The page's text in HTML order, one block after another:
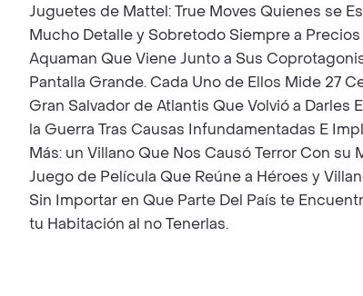
Juguetes de Mattel: True Moves Quienes se
Mucho Detalle y Sobretodo Siempre a
Aquaman Que Viene Junto a Sus
Pantalla Grande. Cada Uno de Ellos Mide 27
Gran Salvador de Atlantis Que Volvió a Darles
la Guerra Tras Causas Infundamentadas E
Más: un Villano Que Nos Causó Terror Con
Juego de Película Que Reúne a Héroes y
Sin Importar en Que Parte Del País te
tu Habitación al no Tenerlas.